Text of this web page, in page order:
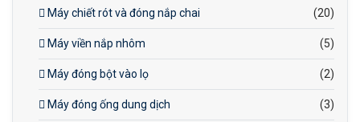
Máy chiết rót và đóng nắp chai (20)
Máy viền nắp nhôm (5)
Máy đóng bột vào lọ (2)
Máy đóng ống dung dịch (3)